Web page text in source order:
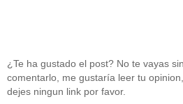
¿Te ha gustado el post? No te vayas sin
comentarlo, me gustaría leer tu
dejes ningun link por favor.